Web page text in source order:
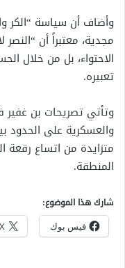
وأضاف أن سياسة “الكر
مجدية، معتبراً أن
الاحتواء، بل من خلال
تعبيره.
وتأتي تصريحات بن غفير
والعسكرية على الحدود
متزايدة من اتساع رقعة
المنطقة.
شارك هذا الموضوع:
فيس بوك X